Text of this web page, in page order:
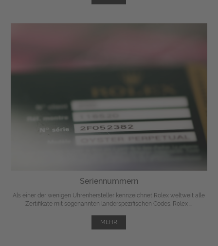
Seriennummern
Als einer der wenigen Uhrenhersteller kennzeichnet Rolex weltweit alle
Zertifikate mit sogenannten länderspezifischen Codes. Rolex ...
MEHR